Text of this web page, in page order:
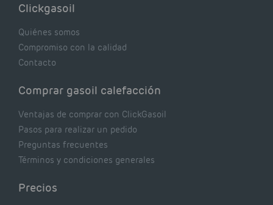
de tu caldera. Pocas se contrastan con lo que
Clickgasoil
Quiénes somos
Compromiso con la calidad
Contacto
Comprar gasoil calefacción
Ventajas de comprar con ClickGasoil
Pasos para realizar un pedido
Preguntas frecuentes
Términos y condiciones generales
Precios